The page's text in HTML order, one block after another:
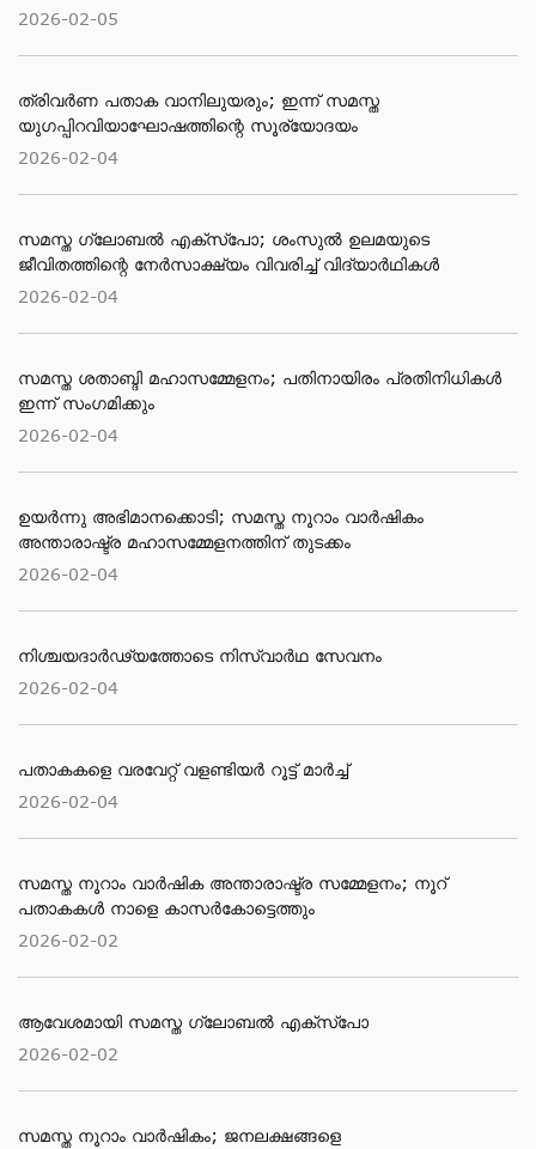
2026-02-05
ത്രിവർണ പതാക വാനിലുയരും; ഇന്ന് സമസ്ത
യുഗപ്പിറവിയാഘോഷത്തിന്റെ സൂര്യോദയം
2026-02-04
സമസ്ത ​ഗ്ലോബൽ എക്സ്പോ; ശംസുൽ ഉലമയുടെ
ജീവിതത്തിന്റെ നേർസാക്ഷ്യം വിവരിച്ച് വിദ്യാർഥികൾ
2026-02-04
സമസ്ത ശതാബ്ദി മഹാസമ്മേളനം; പതിനായിരം പ്രതിനിധികൾ
ഇന്ന് സംഗമിക്കും
2026-02-04
ഉയർന്നു അഭിമാനക്കൊടി; സമസ്ത നൂറാം വാർഷികം
അന്താരാഷ്ട്ര മഹാസമ്മേളനത്തിന് തുടക്കം
2026-02-04
നിശ്ചയദാർഢ്യത്തോടെ നിസ്വാർഥ സേവനം
2026-02-04
പതാകകളെ വരവേറ്റ് വളണ്ടിയർ റൂട്ട് മാർച്ച്
2026-02-04
സമസ്ത നൂറാം വാര്‍ഷിക അന്താരാഷ്ട്ര സമ്മേളനം; നൂറ്
പതാകകള്‍ നാളെ കാസര്‍കോട്ടെത്തും
2026-02-02
ആവേശമായി സമസ്ത ഗ്ലോബല്‍ എക്‌സ്‌പോ
2026-02-02
സമസ്ത നൂറാം വാര്‍ഷികം; ജനലക്ഷങ്ങളെ